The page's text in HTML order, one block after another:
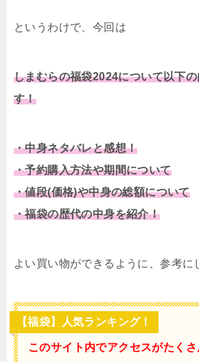
というわけで、今回は
しまむらの福袋2024について以下
す！
・中身ネタバレと感想！
・予約購入方法や期間について
・値段(価格)や中身の総額について
・福袋の歴代の中身を紹介！
よい買い物ができるように、参考に
【福袋】人気ランキング！
このサイト内でアクセスがたく